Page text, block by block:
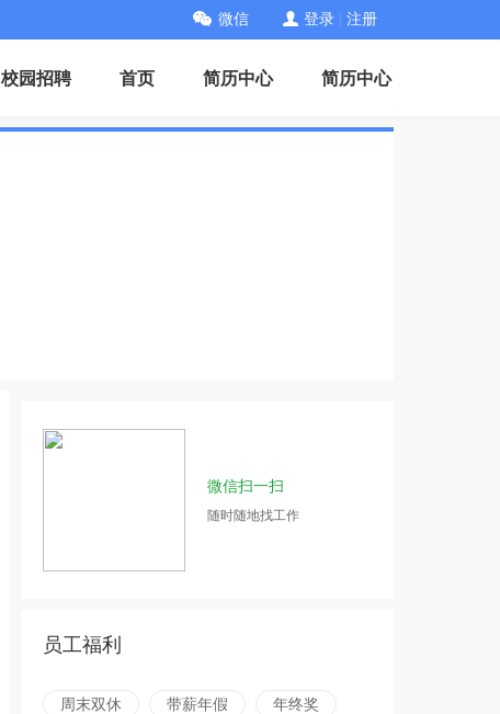
微信 登录 注册
校园招聘 首页 简历中心 简历中心
微信扫一扫
随时随地找工作
员工福利
周末双休 带薪年假 年终奖